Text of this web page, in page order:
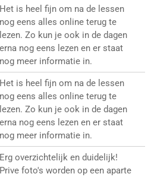
Het is heel fijn om na de lessen
nog eens alles online terug te
lezen. Zo kun je ook in de dagen
erna nog eens lezen en er staat
nog meer informatie in.
Het is heel fijn om na de lessen
nog eens alles online terug te
lezen. Zo kun je ook in de dagen
erna nog eens lezen en er staat
nog meer informatie in.
Erg overzichtelijk en duidelijk!
Prive foto's worden op een aparte